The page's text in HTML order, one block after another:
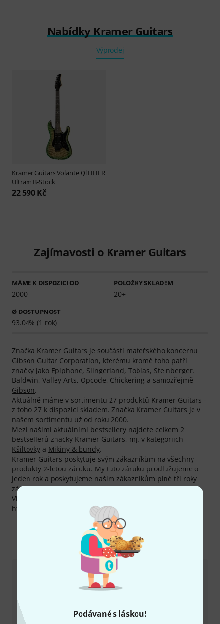
Podávané s láskou!
Nabídky Kramer Guitars
Výprodej
Kramer GuitarsVolante Ql HHFR
Ultram B-Stock
22 590 Kč
Zajímavosti o Kramer Guitars
MÁME K DISPOZICI OD
2000
POLOŽKY SKLADEM
20+
Ø DOSTUPNOST
93.04% (1 rok)
Značka Kramer Guitars je součástí mateřského koncernu
Gibson Guitar Corporation, kterému kromě toho patří
značky jako Epiphone, Slingerland, Tobias, Steinberger,
Baldwin, Valley Arts, Opcode, Chickering a samozřejmě
Gibson.
Aktuálně máme v sortimentu 27 produktů Kramer Guitars -
z toho 27 k dispozici skladem. Značka Kramer Guitars je v
našem sortimentu už od roku 2000.
Mezi našimi aktuálními bestsellery najdete celkem 2
bestsellerů značky Kramer Guitars, mj. v kategoriích
Kšiltovky a Mikiny & bundy.
Kramer Guitars poskytuje svým zákazníkům na všechny
produkty 2-letou záruku. My tuto záruku prodlužujeme o
jeden rok a poskytujeme našim zákazníkům plné tři roky
záruky.
Více informací o výrobci najdete zde:
http://www.kramerguitars.com/
Kontaktujte nás
Zákaznický servis - Česko